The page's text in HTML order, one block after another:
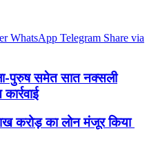
WhatsApp Telegram Share via
पुरुष समेत सात नक्सली
करोड़ का लोन मंजूर ‎किया